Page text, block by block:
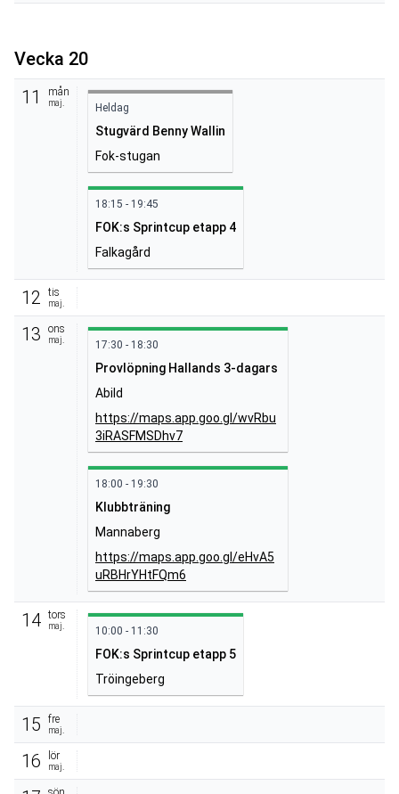
Vecka 20
11
mån
maj. Heldag
Stugvärd Benny Wallin
Fok-stugan
18:15 - 19:45
FOK:s Sprintcup etapp 4
Falkagård
12 tis
maj.
13 ons
maj. 17:30 - 18:30
Provlöpning Hallands 3-dagars
Abild
https://maps.app.goo.gl/wvRbu
3iRASFMSDhv7
18:00 - 19:30
Klubbträning
Mannaberg
https://maps.app.goo.gl/eHvA5
uRBHrYHtFQm6
14 tors
maj. 10:00 - 11:30
FOK:s Sprintcup etapp 5
Tröingeberg
15 fre
maj.
16 lör
maj.